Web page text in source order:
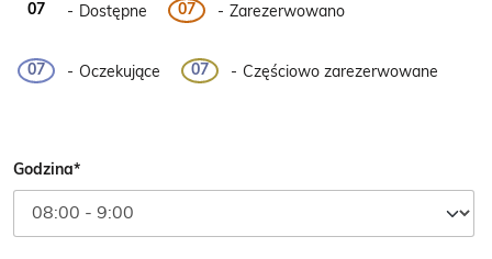
07 - Dostępne 07 - Zarezerwowano
07 - Oczekujące ·
07 - Częściowo zarezerwowane
Godzina*